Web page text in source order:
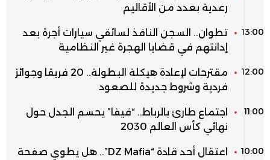
رعدية بعدد من الأقاليم
13:00
تطوان.. السجن النافذ لسائقي سيارات أجرة بعد
إدانتهم في قضايا الهجرة غير النظامية
12:00
مقترحات لإعادة هيكلة البطولة.. 20 فريقا وجوائز
فردية وشروط جديدة للصعود
11:00
اجتماع طارئ بالرباط.. “فيفا” يحسم الجدل حول
نهائي كأس العالم 2030
10:00
اعتقال أحد قادة “DZ Mafia”.. هل يطوي صفحة